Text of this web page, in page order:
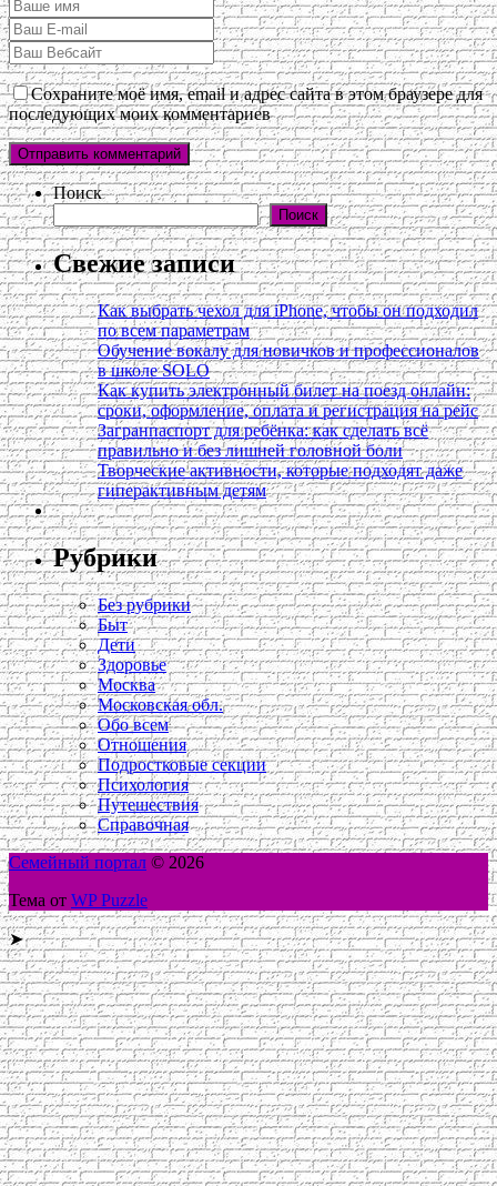
Сохраните моё имя, email и адрес сайта в этом браузере для
последующих моих комментариев
Поиск
Поиск
Свежие записи
Как выбрать чехол для iPhone, чтобы он подходил
по всем параметрам
Обучение вокалу для новичков и профессионалов
в школе SOLO
Как купить электронный билет на поезд онлайн:
сроки, оформление, оплата и регистрация на рейс
Загранпаспорт для ребёнка: как сделать всё
правильно и без лишней головной боли
Творческие активности, которые подходят даже
гиперактивным детям
Рубрики
Без рубрики
Быт
Дети
Здоровье
Москва
Московская обл.
Обо всем
Отношения
Подростковые секции
Психология
Путешествия
Справочная
Семейный портал © 2026
Тема от WP Puzzle
➤